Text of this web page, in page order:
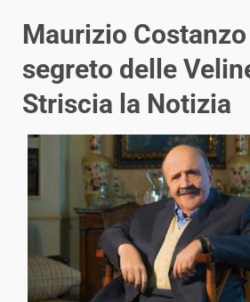
Maurizio Costanzo
segreto delle
Striscia la Notizia